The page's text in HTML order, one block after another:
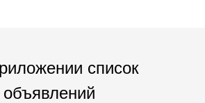
список
объявлений